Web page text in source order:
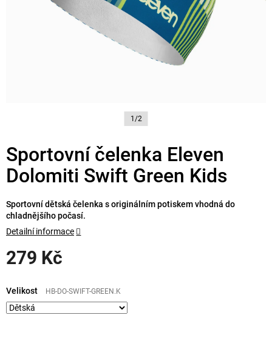
1/2
Sportovní čelenka Eleven
Dolomiti Swift Green Kids
279 Kč
cena:
Velikost HB-DO-SWIFT-GREEN.K
Sportovní dětská čelenka s originálním potiskem vhodná do
chladnějšího počasí.
Detailní informace